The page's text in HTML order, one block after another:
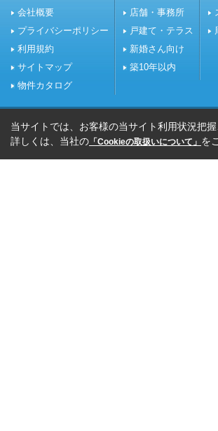
会社概要
プライバシーポリシー
利用規約
サイトマップ
物件カタログ
店舗・事務所
戸建て・テラス
新婚さん向け
築10年以内
当サイトでは、お客様の当サイト利用状況把
詳しくは、当社の 「Cookieの取扱いについて」 を